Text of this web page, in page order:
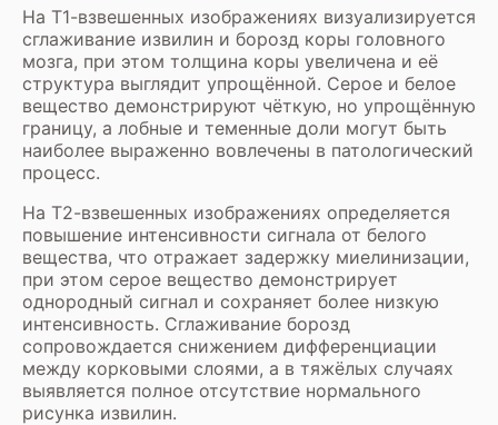
На Т1-взвешенных изображениях визуализируется
сглаживание извилин и борозд коры головного
мозга, при этом толщина коры увеличена и её
структура выглядит упрощённой. Серое и белое
вещество демонстрируют чёткую, но упрощённую
границу, а лобные и теменные доли могут быть
наиболее выраженно вовлечены в патологический
процесс.
На Т2-взвешенных изображениях определяется
повышение интенсивности сигнала от белого
вещества, что отражает задержку миелинизации,
при этом серое вещество демонстрирует
однородный сигнал и сохраняет более низкую
интенсивность. Сглаживание борозд
сопровождается снижением дифференциации
между корковыми слоями, а в тяжёлых случаях
выявляется полное отсутствие нормального
рисунка извилин.